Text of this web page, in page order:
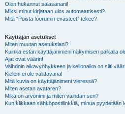
Olen hukannut salasanani!
Miksi minut kirjataan ulos automaattisesti?
Mitä “Poista foorumin evästeet” tekee?
Käyttäjän asetukset
Miten muutan asetuksiani?
Kuinka estän käyttäjänimeni näkymisen paikalla
Ajat ovat väärin!
Vaihdoin aikavyöhykkeen ja kellonaika on silti
Kieleni ei ole valittavana!
Mitä kuvia on käyttäjänimeni vieressä?
Miten asetan avataren?
Mikä on arvonimi ja miten vaihdan sen?
Kun klikkaan sähköpostilinkkiä, minua pyydetään